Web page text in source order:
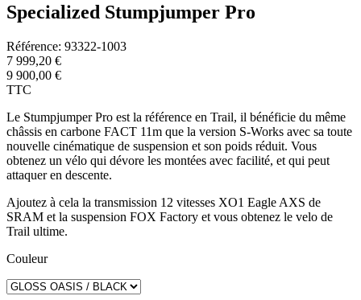
Specialized Stumpjumper Pro
Référence: 93322-1003
7 999,20 €
9 900,00 €
TTC
Le Stumpjumper Pro est la référence en Trail, il bénéficie du même
châssis en carbone FACT 11m que la version S-Works avec sa toute
nouvelle cinématique de suspension et son poids réduit. Vous
obtenez un vélo qui dévore les montées avec facilité, et qui peut
attaquer en descente.
Ajoutez à cela la transmission 12 vitesses XO1 Eagle AXS de
SRAM et la suspension FOX Factory et vous obtenez le velo de
Trail ultime.
Couleur